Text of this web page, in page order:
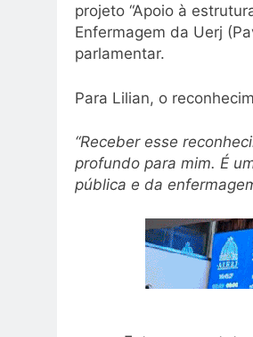
projeto “Apoio à
Enfermagem da Uerj
parlamentar.
Para Lilian, o
“Receber esse
profundo para mim. É
pública e da